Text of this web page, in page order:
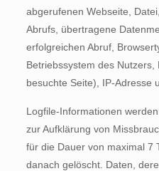
abgerufenen Webseite,
Abrufs, übertragene
erfolgreichen Abruf,
Betriebssystem des
besuchte Seite), IP-Adresse
Logfile-Informationen
zur Aufklärung von
für die Dauer von maximal 7
danach gelöscht. Daten,